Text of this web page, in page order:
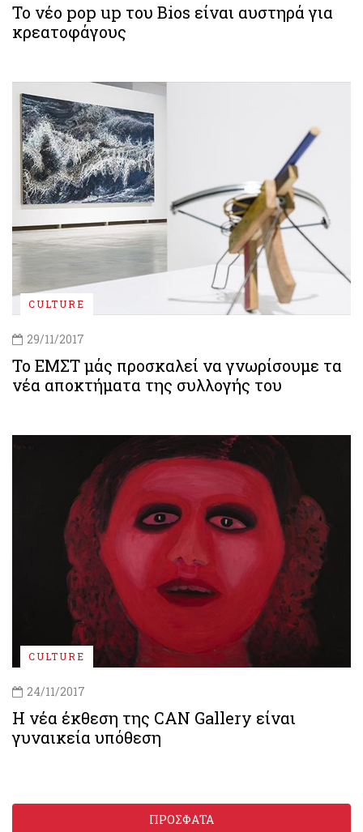
Το νέο pop up του Bios είναι αυστηρά για
κρεατοφάγους
CULTURE
29/11/2017
Το ΕΜΣΤ μάς προσκαλεί να γνωρίσουμε τα
νέα αποκτήματα της συλλογής του
CULTURE
24/11/2017
Η νέα έκθεση της CΑΝ Gallery είναι
γυναικεία υπόθεση
ΠΡΟΣΦΑΤΑ